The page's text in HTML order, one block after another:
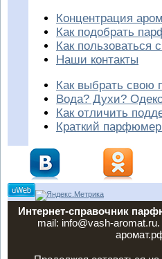
Концентрация
Как подобрать
Как пользоваться
Наши контакты
Как выбрать
Вода? Духи?
Как отличить
Краткий
Интернет-справочник
mail: info@vash-